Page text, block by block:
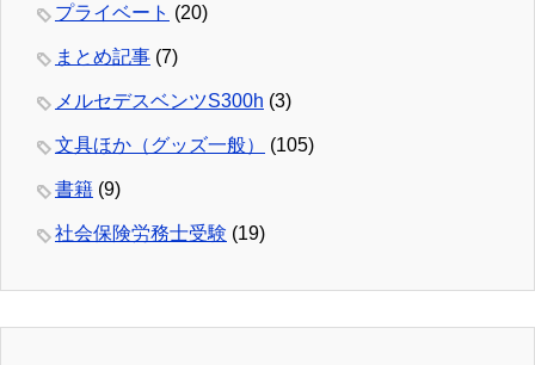
プライベート (20)
まとめ記事 (7)
メルセデスベンツS300h (3)
文具ほか（グッズ一般） (105)
書籍 (9)
社会保険労務士受験 (19)